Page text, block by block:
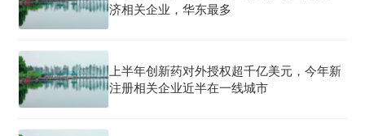
济相关企业，华东最多
上半年创新药对外授权超千亿美元，今年新
注册相关企业近半在一线城市